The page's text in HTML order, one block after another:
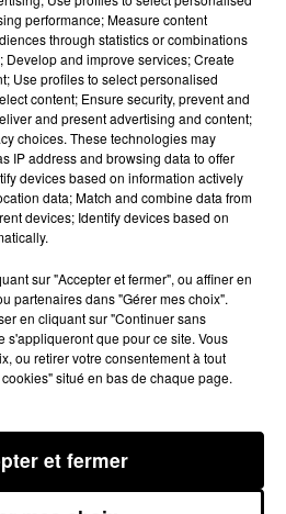
sec)
l'Aude
sec
DU 08/01/2025 À
performance; Measure content
through statistics or combinations
Develop and improve services; Create
Use profiles to select personalised
content; Ensure security, prevent and
and present advertising and content;
choices. These technologies may
IP address and browsing data to offer
devices based on information actively
data; Match and combine data from
devices; Identify devices based on
sur "Accepter et fermer", ou affiner en
partenaires dans "Gérer mes choix".
en cliquant sur "Continuer sans
s'appliqueront que pour ce site. Vous
ou retirer votre consentement à tout
situé en bas de chaque page.
et fermer